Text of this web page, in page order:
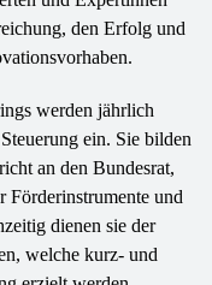
den Erfolg und
werden jährlich
ein. Sie bilden
an den Bundesrat,
und
dienen sie der
welche kurz- und